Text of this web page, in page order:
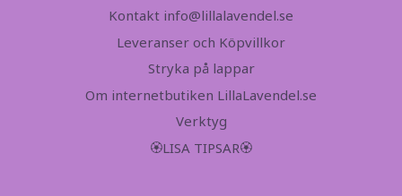
Kontakt info@lillalavendel.se
Leveranser och Köpvillkor
Stryka på lappar
Om internetbutiken LillaLavendel.se
Verktyg
🏵LISA TIPSAR🏵